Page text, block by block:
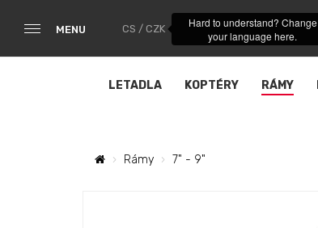
MENU CS / CZK
Hard to understand? Change
your language here.
LETADLA KOPTÉRY RÁMY
Rámy 7" - 9"